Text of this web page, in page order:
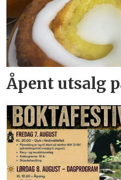
Åpent utsalg